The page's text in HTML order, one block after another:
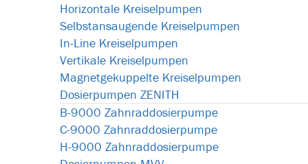
Horizontale Kreiselpumpen
Selbstansaugende Kreiselpumpen
In-Line Kreiselpumpen
Vertikale Kreiselpumpen
Magnetgekuppelte Kreiselpumpen
Dosierpumpen ZENITH
B-9000 Zahnraddosierpumpe
C-9000 Zahnraddosierpumpe
H-9000 Zahnraddosierpumpe